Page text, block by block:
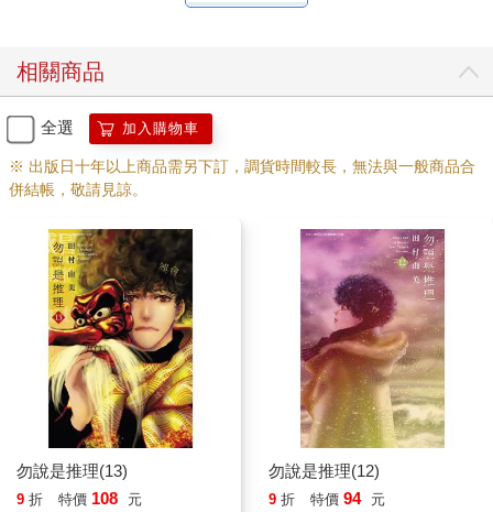
相關商品
全選 加入購物車
※ 出版日十年以上商品需另下訂，調貨時間較長，無法與一般商品合
併結帳，敬請見諒。
勿說是推理(13)
9 折 特價 108 元
勿說是推理(12)
9 折 特價 94 元